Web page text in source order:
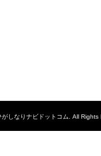
しなりナビドットコム. All Rights